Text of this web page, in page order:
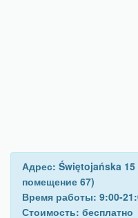
Адрес: Świętojańska
помещение 67)
Время работы: 9:00-
Стоимость: бесплатно